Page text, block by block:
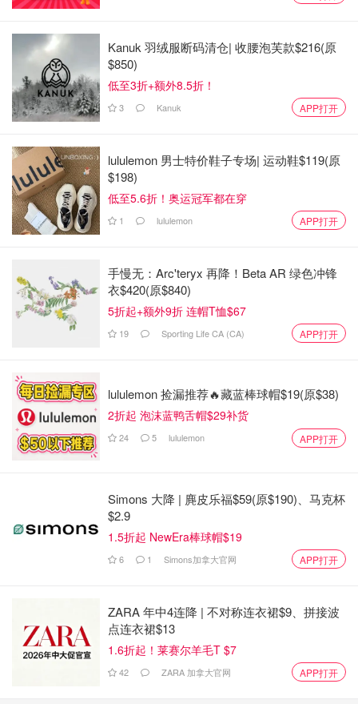
Kanuk 羽绒服断码清仓| 收腰泡芙款$216(原
$850)
低至3折+额外8.5折！
3 Kanuk APP打开
lululemon 男士特价鞋子专场| 运动鞋$119(原
$198)
低至5.6折！奥运冠军都在穿
1 lululemon APP打开
手慢无：Arc'teryx 再降！Beta AR 绿色冲锋
衣$420(原$840)
5折起+额外9折 连帽T恤$67
19 Sporting Life CA (CA) APP打开
lululemon 捡漏推荐🔥藏蓝棒球帽$19(原$38)
2折起 泡沫蓝鸭舌帽$29补货
24 5 lululemon APP打开
Simons 大降 | 麂皮乐福$59(原$190)、马克杯
$2.9
1.5折起 NewEra棒球帽$19
6 1 Simons加拿大官网 APP打开
ZARA 年中4连降 | 不对称连衣裙$9、拼接波
点连衣裙$13
1.6折起！莱赛尔羊毛T $7
42 ZARA 加拿大官网 APP打开